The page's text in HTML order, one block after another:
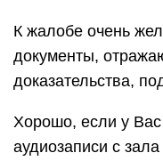
К жалобе очень
документы,
доказательства,
Хорошо, если у
аудиозаписи с